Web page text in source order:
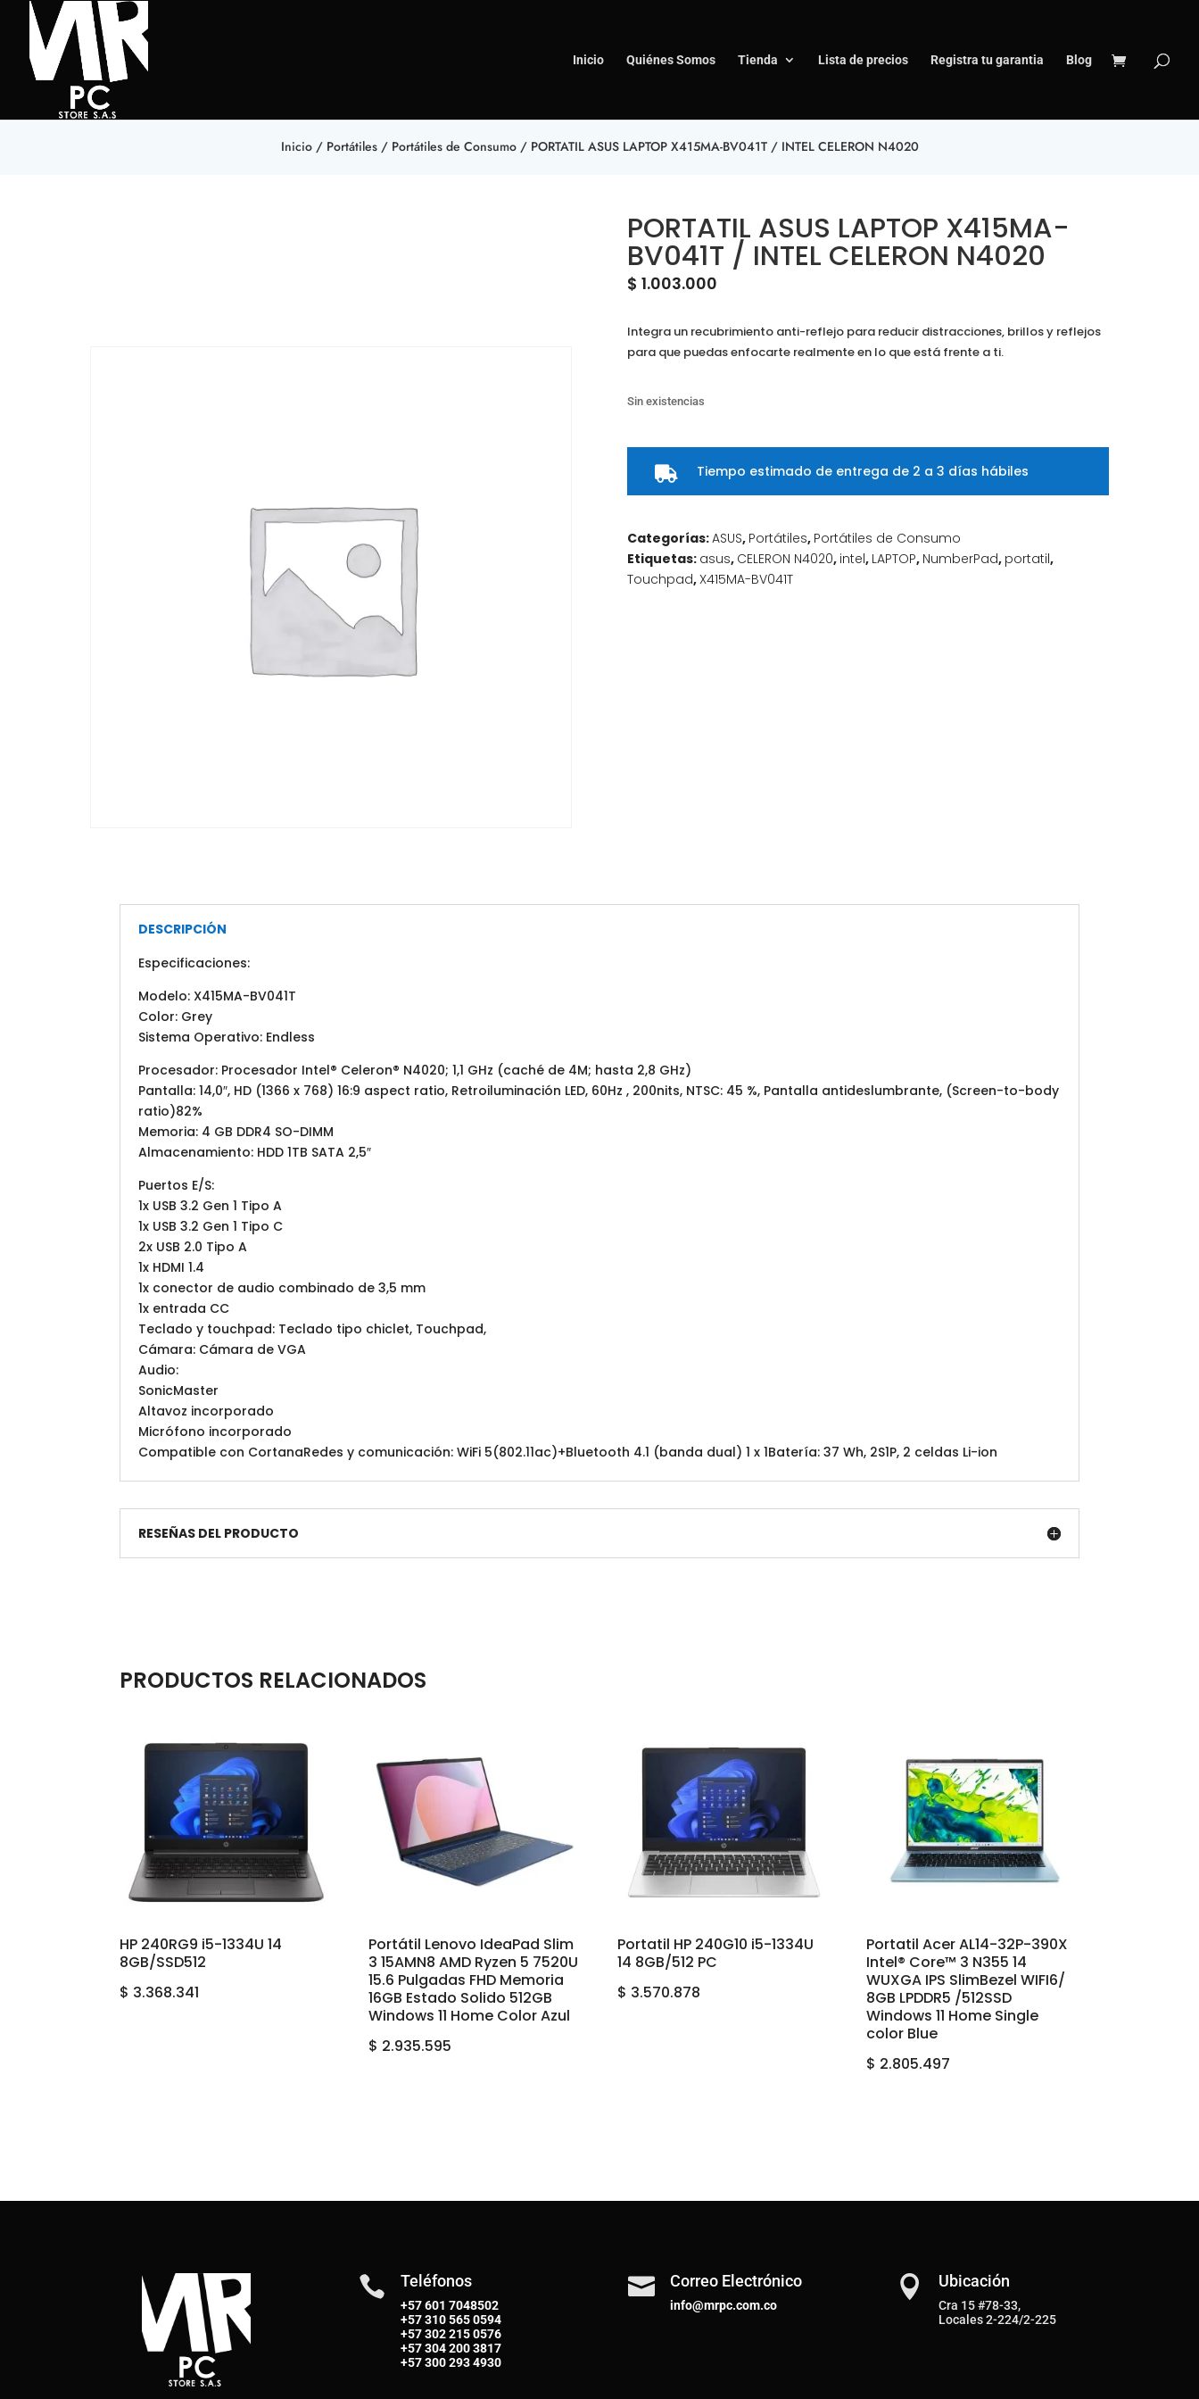
Inicio Quiénes Somos Tienda Lista de precios Registra tu garantia Blog
Inicio/ Portátiles/ Portátiles de Consumo/ PORTATIL ASUS LAPTOP X415MA-BV041T / INTEL CELERON N4020
PORTATIL ASUS LAPTOP X415MA-
BV041T / INTEL CELERON N4020
$ 1.003.000
Integra un recubrimiento anti-reflejo para reducir distracciones, brillos y reflejos
para que puedas enfocarte realmente en lo que está frente a ti.
Sin existencias
 Tiempo estimado de entrega de 2 a 3 días hábiles
Categorías:ASUS, Portátiles, Portátiles de Consumo
Etiquetas: asus, CELERON N4020, intel, LAPTOP, NumberPad, portatil,
Touchpad,X415MA-BV041T
DESCRIPCIÓN
Especificaciones:
Modelo: X415MA-BV041T
Color: Grey
Sistema Operativo: Endless
Procesador: Procesador Intel® Celeron® N4020; 1,1 GHz (caché de 4M; hasta 2,8 GHz)
Pantalla: 14,0″, HD (1366 x 768) 16:9 aspect ratio, Retroiluminación LED, 60Hz , 200nits, NTSC: 45 %, Pantalla antideslumbrante, (Screen-to-body
ratio)82%
Memoria: 4 GB DDR4 SO-DIMM
Almacenamiento: HDD 1TB SATA 2,5″
Puertos E/S:
1x USB 3.2 Gen 1 Tipo A
1x USB 3.2 Gen 1 Tipo C
2x USB 2.0 Tipo A
1x HDMI 1.4
1x conector de audio combinado de 3,5 mm
1x entrada CC
Teclado y touchpad: Teclado tipo chiclet, Touchpad,
Cámara: Cámara de VGA
Audio:
SonicMaster
Altavoz incorporado
Micrófono incorporado
Compatible con CortanaRedes y comunicación: WiFi 5(802.11ac)+Bluetooth 4.1 (banda dual) 1 x 1Batería: 37 Wh, 2S1P, 2 celdas Li-ion
RESEÑAS DEL PRODUCTO
PRODUCTOS RELACIONADOS
HP 240RG9 i5-1334U 14
8GB/SSD512
$ 3.368.341
Portátil Lenovo IdeaPad Slim
3 15AMN8 AMD Ryzen 5 7520U
15.6 Pulgadas FHD Memoria
16GB Estado Solido 512GB
Windows 11 Home Color Azul
$ 2.935.595
Portatil HP 240G10 i5-1334U
14 8GB/512 PC
$ 3.570.878
Portatil Acer AL14-32P-390X
Intel® Core™ 3 N355 14
WUXGA IPS SlimBezel WIFI6/
8GB LPDDR5 /512SSD
Windows 11 Home Single
color Blue
$ 2.805.497
 Teléfonos
+57 601 7048502
+57310 565 0594
+57302 215 0576
+57304 200 3817
+57300 293 4930
 Correo Electrónico
info@mrpc.com.co
 Ubicación
Cra 15 #78-33,
Locales 2-224/2-225